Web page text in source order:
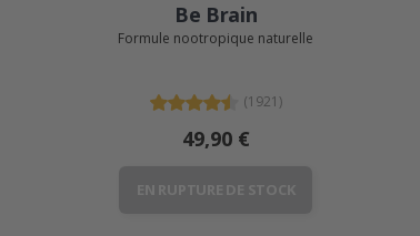
Be Brain
Formule nootropique naturelle
(1921)
49,90 €